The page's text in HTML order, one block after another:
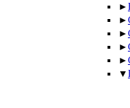
►
►
►
►
►
▼